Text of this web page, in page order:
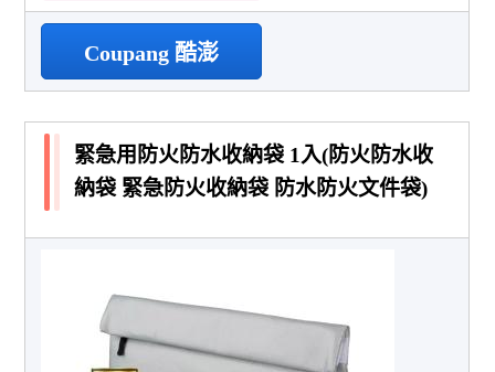
Coupang 酷澎
緊急用防火防水收納袋 1入(防火防水收
納袋 緊急防火收納袋 防水防火文件袋)